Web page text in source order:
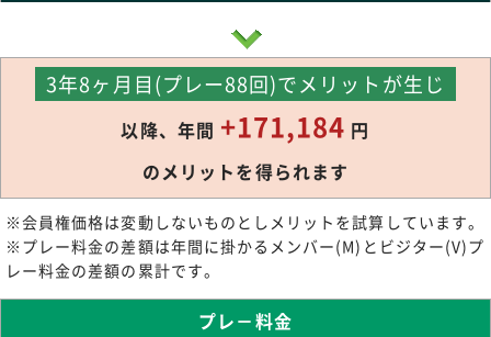
3年8ヶ月目(プレー88回)でメリットが生じ
以降、年間 +171,184 円
のメリットを得られます
※会員権価格は変動しないものとしメリットを試算しています。
※プレー料金の差額は年間に掛かるメンバー(M)とビジター(V)プ
レー料金の差額の累計です。
プレ－料金